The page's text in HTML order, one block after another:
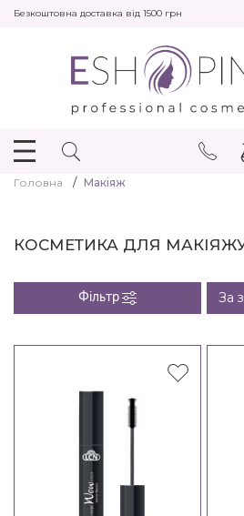
Безкоштовна доставка від 1500 грн
Головна Макіяж
КОСМЕТИКА ДЛЯ
Фільтр